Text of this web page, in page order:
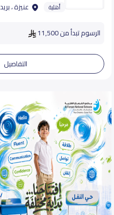
أهلية عنيزة ،
الرسوم تبدأ من 11,500
التفاصيل